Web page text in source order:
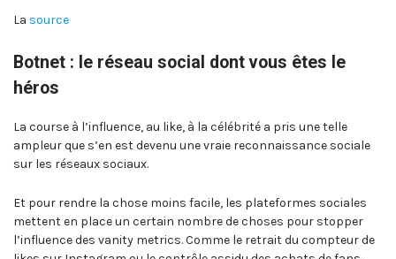
La source
Botnet : le réseau social dont vous êtes le
héros
La course à l’influence, au like, à la célébrité a pris une telle
ampleur que s’en est devenu une vraie reconnaissance sociale
sur les réseaux sociaux.
Et pour rendre la chose moins facile, les plateformes sociales
mettent en place un certain nombre de choses pour stopper
l’influence des vanity metrics. Comme le retrait du compteur de